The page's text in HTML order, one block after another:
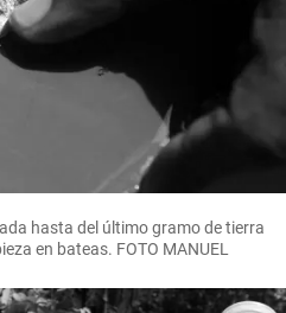
hasta del último gramo de tierra
en bateas. FOTO MANUEL